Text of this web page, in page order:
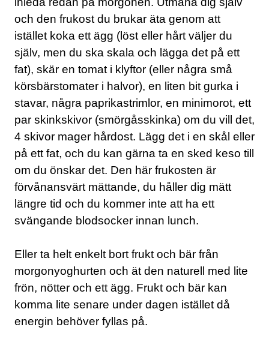
och den frukost du brukar äta genom att
istället koka ett ägg (löst eller hårt väljer du
själv, men du ska skala och lägga det på ett
fat), skär en tomat i klyftor (eller några små
körsbärstomater i halvor), en liten bit gurka i
stavar, några paprikastrimlor, en minimorot, ett
par skinkskivor (smörgåsskinka) om du vill det,
4 skivor mager hårdost. Lägg det i en skål eller
på ett fat, och du kan gärna ta en sked keso till
om du önskar det. Den här frukosten är
förvånansvärt mättande, du håller dig mätt
längre tid och du kommer inte att ha ett
svängande blodsocker innan lunch.
Eller ta helt enkelt bort frukt och bär från
morgonyoghurten och ät den naturell med lite
frön, nötter och ett ägg. Frukt och bär kan
komma lite senare under dagen istället då
energin behöver fyllas på.